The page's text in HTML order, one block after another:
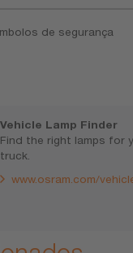
de segurança
Vehicle Lamp Finder
Find the right lamps for
truck.
www.osram.com/